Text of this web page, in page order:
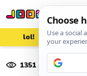
lol!
1351 pregleda